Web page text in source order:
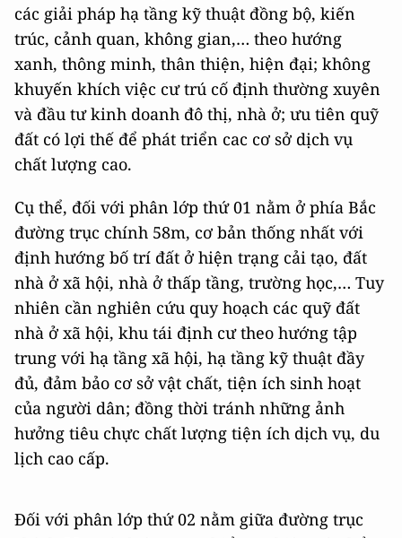
các giải pháp hạ tầng kỹ thuật đồng bộ, kiến
trúc, cảnh quan, không gian,… theo hướng
xanh, thông minh, thân thiện, hiện đại; không
khuyến khích việc cư trú cố định thường xuyên
và đầu tư kinh doanh đô thị, nhà ở; ưu tiên quỹ
đất có lợi thế để phát triển cac cơ sở dịch vụ
chất lượng cao.
Cụ thể, đối với phân lớp thứ 01 nằm ở phía Bắc
đường trục chính 58m, cơ bản thống nhất với
định hướng bố trí đất ở hiện trạng cải tạo, đất
nhà ở xã hội, nhà ở thấp tầng, trường học,… Tuy
nhiên cần nghiên cứu quy hoạch các quỹ đất
nhà ở xã hội, khu tái định cư theo hướng tập
trung với hạ tầng xã hội, hạ tầng kỹ thuật đầy
đủ, đảm bảo cơ sở vật chất, tiện ích sinh hoạt
của người dân; đồng thời tránh những ảnh
hưởng tiêu chực chất lượng tiện ích dịch vụ, du
lịch cao cấp.
Đối với phân lớp thứ 02 nằm giữa đường trục